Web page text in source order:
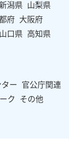
潟県 山梨県
府 大阪府
山口県 高知県
ー
官公庁関連
ク その他